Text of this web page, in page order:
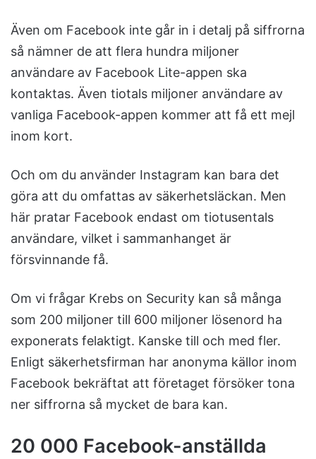
Även om Facebook inte går in i detalj på siffrorna
så nämner de att flera hundra miljoner
användare av Facebook Lite-appen ska
kontaktas. Även tiotals miljoner användare av
vanliga Facebook-appen kommer att få ett mejl
inom kort.
Och om du använder Instagram kan bara det
göra att du omfattas av säkerhetsläckan. Men
här pratar Facebook endast om tiotusentals
användare, vilket i sammanhanget är
försvinnande få.
Om vi frågar Krebs on Security kan så många
som 200 miljoner till 600 miljoner lösenord ha
exponerats felaktigt. Kanske till och med fler.
Enligt säkerhetsfirman har anonyma källor inom
Facebook bekräftat att företaget försöker tona
ner siffrorna så mycket de bara kan.
20 000 Facebook-anställda